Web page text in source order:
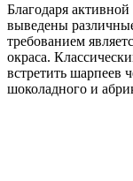
Благодаря
выведены
требованием
окраса.
встретить шарпеев
шоколадного и